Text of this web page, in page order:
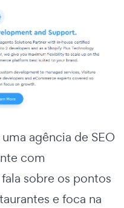
agência de SEO
com
sobre os pontos
e foca na